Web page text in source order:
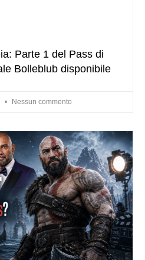
Parte 1 del Pass di
Bolleblub disponibile
Nessun commento